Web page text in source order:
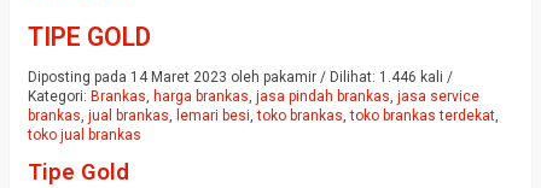
TIPE GOLD
Diposting pada 14 Maret 2023 oleh pakamir / Dilihat: 1.446 kali /
Kategori: Brankas, harga brankas, jasa pindah brankas, jasa service
brankas, jual brankas, lemari besi,toko brankas,toko brankas terdekat,
toko jual brankas
Tipe Gold